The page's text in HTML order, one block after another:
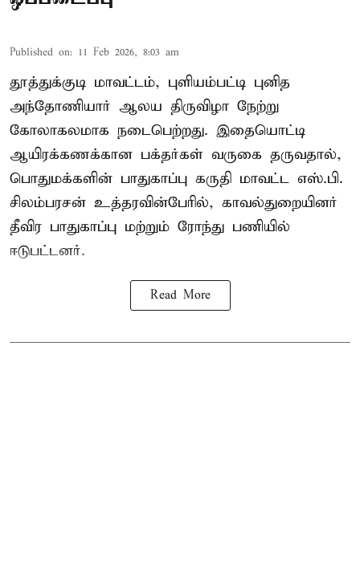
Published on: 11 Feb 2026, 8:03 am
தூத்துக்குடி மாவட்டம், புளியம்பட்டி புனித
அந்தோணியார் ஆலய திருவிழா நேற்று
கோலாகலமாக நடைபெற்றது. இதையொட்டி
ஆயிரக்கணக்கான பக்தர்கள் வருகை தருவதால்,
பொதுமக்களின் பாதுகாப்பு கருதி மாவட்ட எஸ்.பி.
சிலம்பரசன் உத்தரவின்பேரில், காவல்துறையினர்
தீவிர பாதுகாப்பு மற்றும் ரோந்து பணியில்
ஈடுபட்டனர்.
Read More